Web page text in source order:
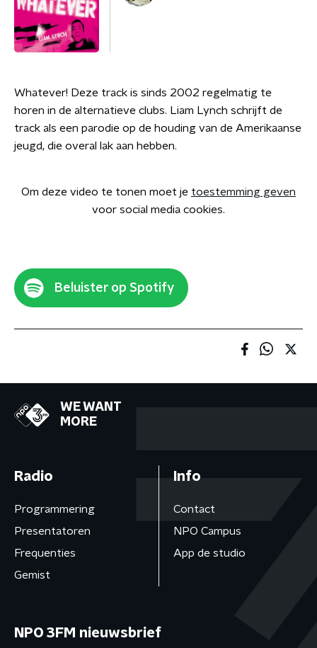
Whatever! Deze track is sinds 2002 regelmatig te
horen in de alternatieve clubs. Liam Lynch schrijft de
track als een parodie op de houding van de Amerikaanse
jeugd, die overal lak aan hebben.
Om deze video te tonen moet je toestemming geven
voor social media cookies.
Beluister op Spotify
WE WANT
MORE
Radio
Programmering
Presentatoren
Frequenties
Gemist
Info
Contact
NPO Campus
App de studio
NPO 3FM nieuwsbrief